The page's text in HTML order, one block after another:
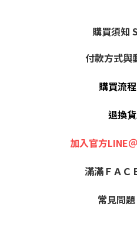
購買須知
付款方式與
購買流
退換
加入官方LINE
滿滿ＦＡＣ
常見問